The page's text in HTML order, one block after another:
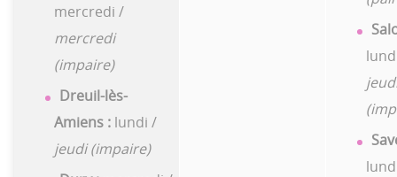
mercredi /
mercredi
(impaire)
Dreuil-lès-
Amiens : lundi /
jeudi (impaire)